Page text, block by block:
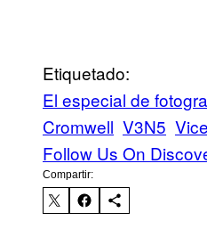
Etiquetado:
El especial de
Cromwell V3N5
Follow Us On
Compartir: